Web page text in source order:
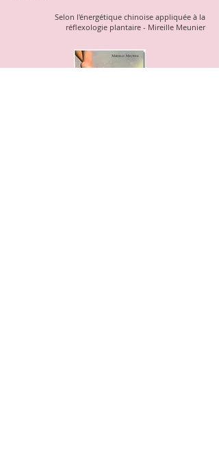
Selon l'énergétique chinoise appliquée à la
réflexologie plantaire - Mireille Meunier